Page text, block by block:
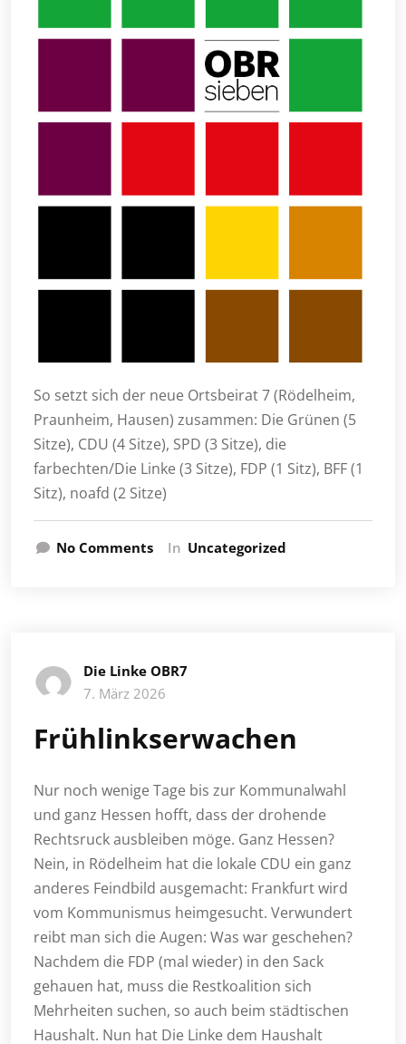
So setzt sich der neue Ortsbeirat 7 (Rödelheim,
Praunheim, Hausen) zusammen: Die Grünen (5
Sitze), CDU (4 Sitze), SPD (3 Sitze), die
farbechten/Die Linke (3 Sitze), FDP (1 Sitz), BFF (1
Sitz), noafd (2 Sitze)
No Comments In Uncategorized
Die Linke OBR7
7. März 2026
Frühlinkserwachen
Nur noch wenige Tage bis zur Kommunalwahl
und ganz Hessen hofft, dass der drohende
Rechtsruck ausbleiben möge. Ganz Hessen?
Nein, in Rödelheim hat die lokale CDU ein ganz
anderes Feindbild ausgemacht: Frankfurt wird
vom Kommunismus heimgesucht. Verwundert
reibt man sich die Augen: Was war geschehen?
Nachdem die FDP (mal wieder) in den Sack
gehauen hat, muss die Restkoalition sich
Mehrheiten suchen, so auch beim städtischen
Haushalt. Nun hat Die Linke dem Haushalt